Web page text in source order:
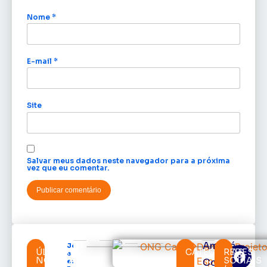
Nome *
E-mail *
Site
Salvar meus dados neste navegador para a próxima
vez que eu comentar.
ÚLTIMAS
NOTÍCIAS
Jornalista
e cronista
esportivo
CATEGORIAS
Amapá
Cortes
REDES
SOCIAIS